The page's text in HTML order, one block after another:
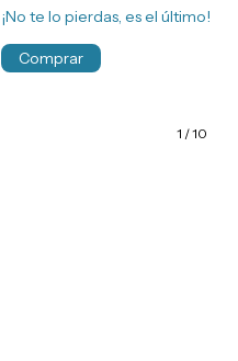
¡No te lo pierdas, es el último!
Comprar
1 /10